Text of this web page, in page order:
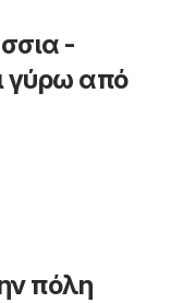
-
γύρω από
πόλη